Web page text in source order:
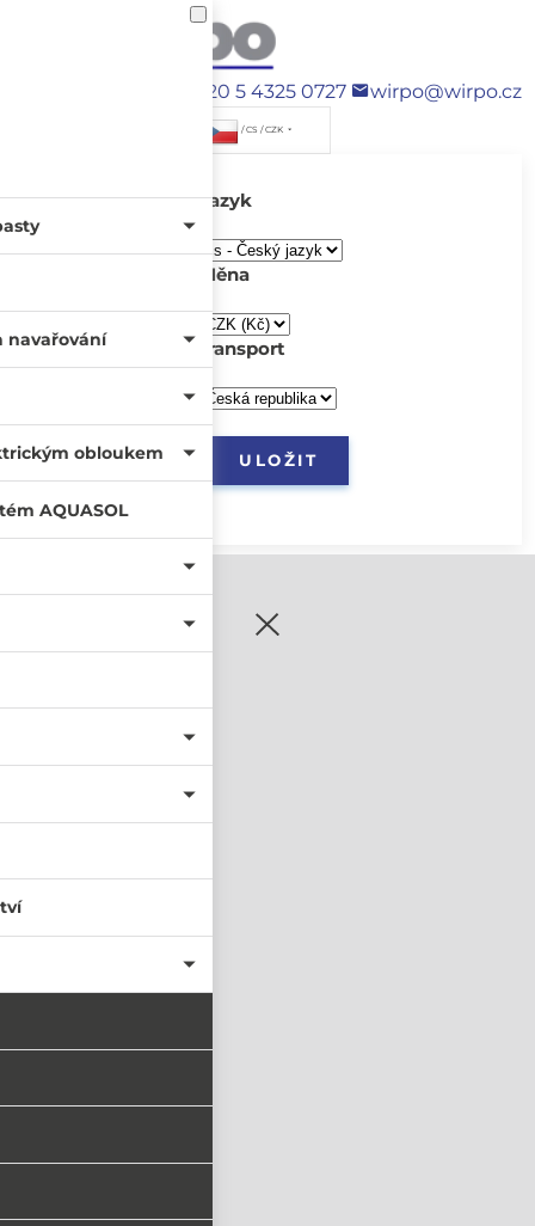
+420 5 4325 0727 wirpo@wirpo.cz
/ CS / CZK
Jazyk
Měna
transport
PŘIHLÁSIT SE
nastavit nové heslo
navařování
obloukem
AQUASOL